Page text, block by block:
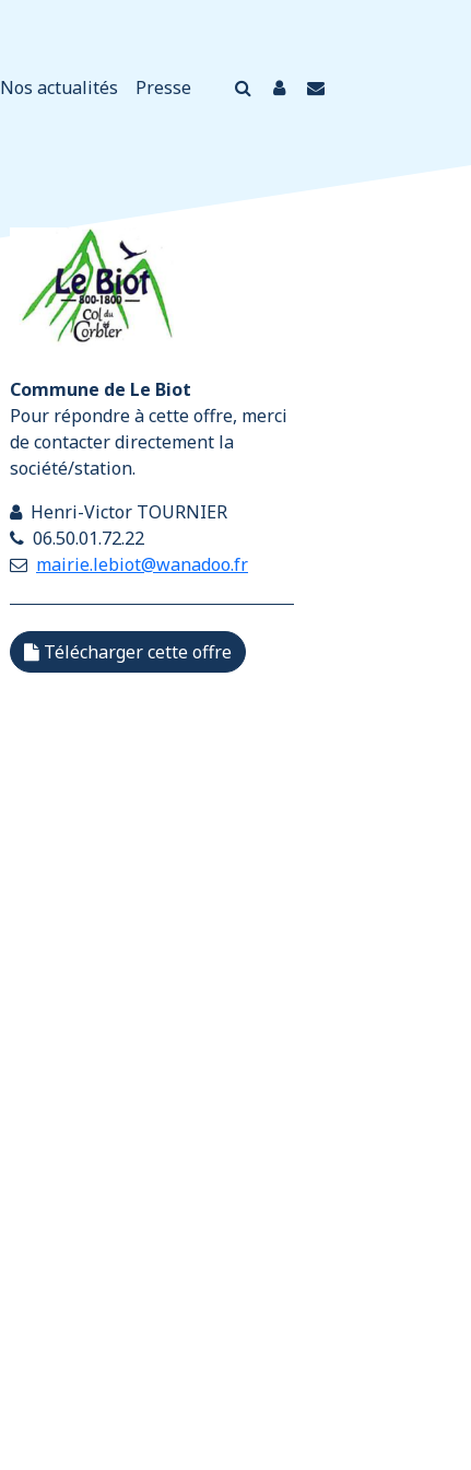
Nos actualités Presse
Commune de Le Biot
Pour répondre à cette offre, merci
de contacter directement la
société/station.
Henri-Victor TOURNIER
06.50.01.72.22
mairie.lebiot@wanadoo.fr
Télécharger cette offre